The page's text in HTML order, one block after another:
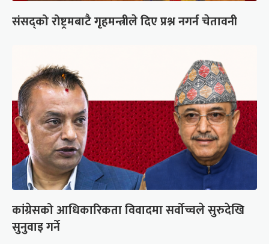
संसद्को रोष्ट्रमबाटै गृहमन्त्रीले दिए प्रश्न नगर्न चेतावनी
कांग्रेसको आधिकारिकता विवादमा सर्वोच्चले सुरुदेखि
सुनुवाइ गर्ने